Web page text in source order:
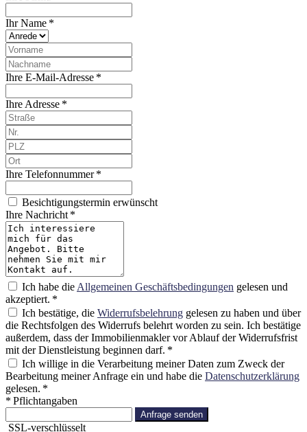
Ihr Name *
Ihre E-Mail-Adresse *
Ihre Adresse *
Ihre Telefonnummer *
Besichtigungstermin erwünscht
Ihre Nachricht *
Ich habe dieAllgemeinen Geschäftsbedingungen gelesen und
akzeptiert. *
Ich bestätige, die Widerrufsbelehrung gelesen zu haben und über
die Rechtsfolgen des Widerrufs belehrt worden zu sein. Ich bestätige
außerdem, dass der Immobilienmakler vor Ablauf der Widerrufsfrist
mit der Dienstleistung beginnen darf. *
Ich willige in die Verarbeitung meiner Daten zum Zweck der
Bearbeitung meiner Anfrage ein und habe die Datenschutzerklärung
gelesen. *
* Pflichtangaben
Anfrage senden
SSL-verschlüsselt